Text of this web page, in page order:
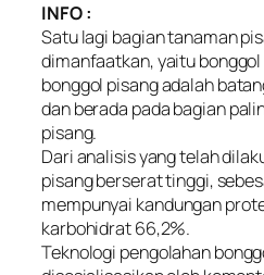
INFO :
Satu lagi bagian tanaman
dimanfaatkan, yaitu
bonggol pisang adalah
dan berada pada bagian
pisang.
Dari analisis yang telah
pisang berserat tinggi,
mempunyai kandungan
karbohidrat 66,2%.
Teknologi pengolahan